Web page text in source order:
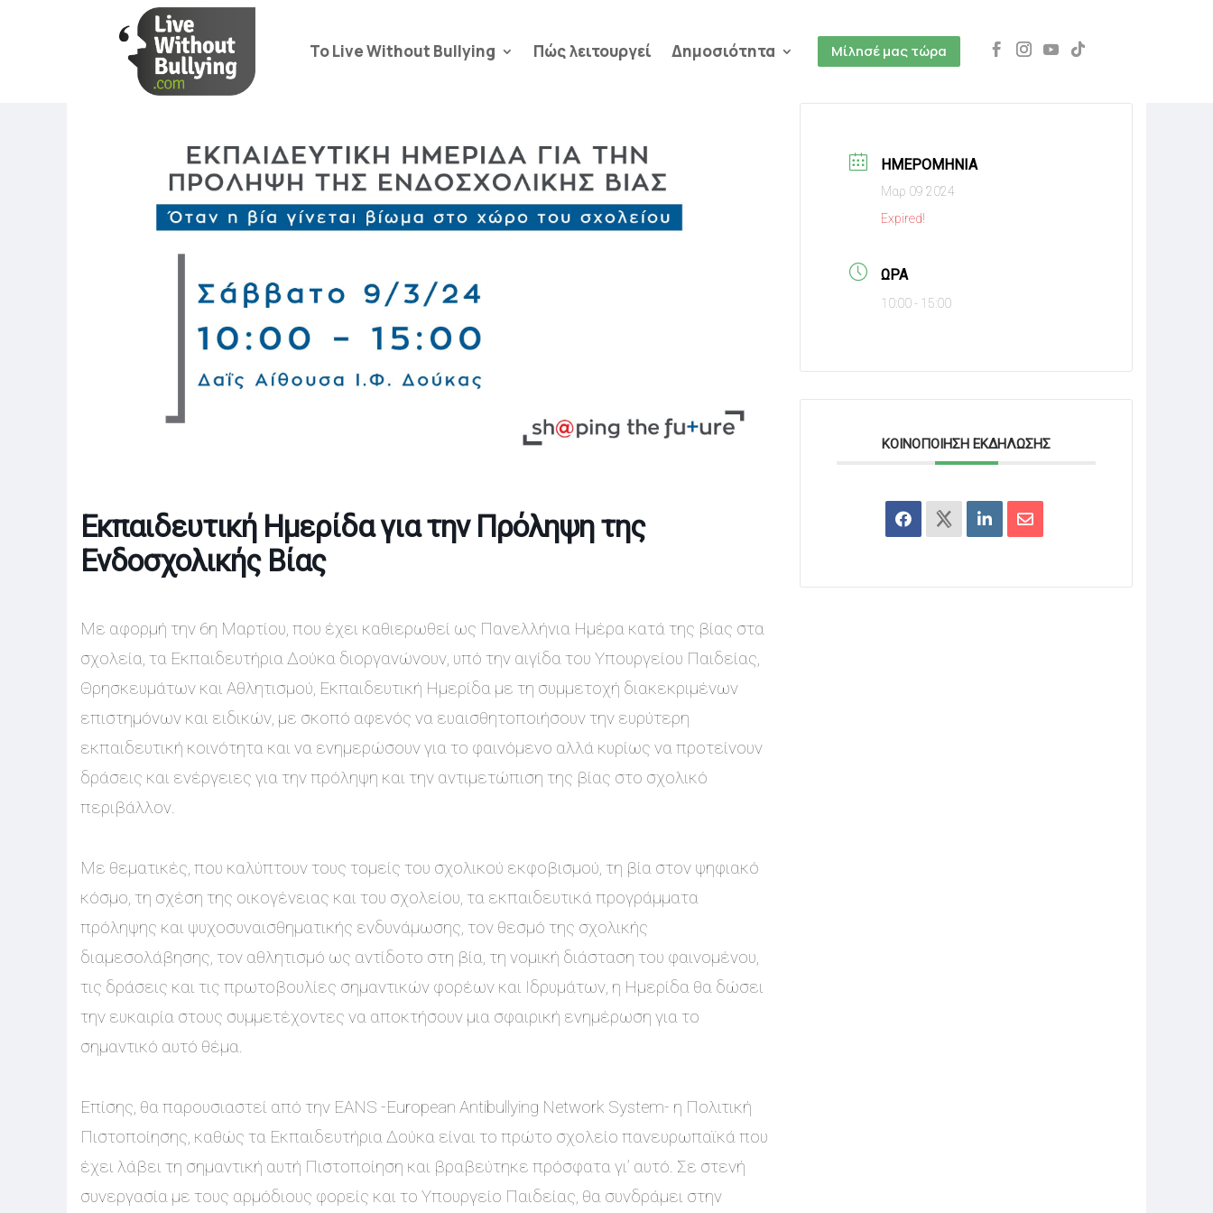
Το Live Without Bullying Πώς λειτουργεί Δημοσιότητα Μίλησέ μας τώρα
Εκπαιδευτική Ημερίδα για την Πρόληψη της
Ενδοσχολικής Βίας
Με αφορμή την 6η Μαρτίου, που έχει καθιερωθεί ως Πανελλήνια Ημέρα κατά της βίας στα
σχολεία, τα Εκπαιδευτήρια Δούκα διοργανώνουν, υπό την αιγίδα του Υπουργείου Παιδείας,
Θρησκευμάτων και Αθλητισμού, Εκπαιδευτική Ημερίδα με τη συμμετοχή διακεκριμένων
επιστημόνων και ειδικών, με σκοπό αφενός να ευαισθητοποιήσουν την ευρύτερη
εκπαιδευτική κοινότητα και να ενημερώσουν για το φαινόμενο αλλά κυρίως να προτείνουν
δράσεις και ενέργειες για την πρόληψη και την αντιμετώπιση της βίας στο σχολικό
περιβάλλον.
Με θεματικές, που καλύπτουν τους τομείς του σχολικού εκφοβισμού, τη βία στον ψηφιακό
κόσμο, τη σχέση της οικογένειας και του σχολείου, τα εκπαιδευτικά προγράμματα
πρόληψης και ψυχοσυναισθηματικής ενδυνάμωσης, τον θεσμό της σχολικής
διαμεσολάβησης, τον αθλητισμό ως αντίδοτο στη βία, τη νομική διάσταση του φαινομένου,
τις δράσεις και τις πρωτοβουλίες σημαντικών φορέων και Ιδρυμάτων, η Ημερίδα θα δώσει
την ευκαιρία στους συμμετέχοντες να αποκτήσουν μια σφαιρική ενημέρωση για το
σημαντικό αυτό θέμα.
Επίσης, θα παρουσιαστεί από την EANS -European Antibullying Network System- η Πολιτική
Πιστοποίησης, καθώς τα Εκπαιδευτήρια Δούκα είναι το πρώτο σχολείο πανευρωπαϊκά που
έχει λάβει τη σημαντική αυτή Πιστοποίηση και βραβεύτηκε πρόσφατα γι’ αυτό. Σε στενή
συνεργασία με τους αρμόδιους φορείς και το Υπουργείο Παιδείας, θα συνδράμει στην
ΗΜΕΡΟΜΗΝΊΑ
Μαρ 09 2024
Expired!
ΏΡΑ
10:00 - 15:00
ΚΟΙΝΟΠΟΊΗΣΗ ΕΚΔΉΛΩΣΗΣ